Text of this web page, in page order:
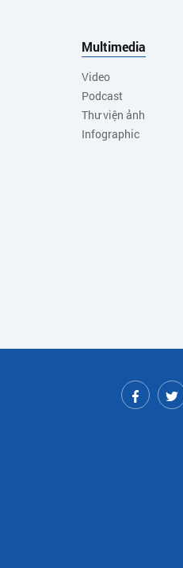
Multimedia
Video
Podcast
Thư viện ảnh
Infographic